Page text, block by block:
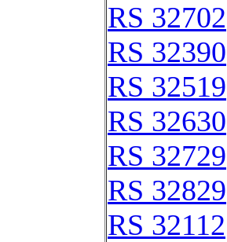
RS 32702
RS 32390
RS 32519
RS 32630
RS 32729
RS 32829
RS 32112